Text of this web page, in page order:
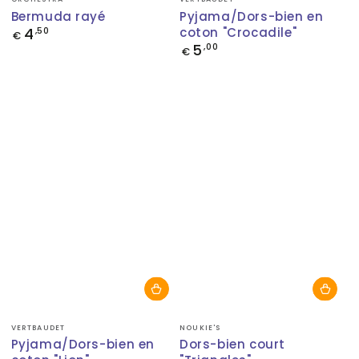
Bermuda rayé
Prix
€ 4 ,50
Pyjama/Dors-bien en
coton "Crocadile"
Prix
€ 5 ,00
Fournisseur:
VERTBAUDET
Pyjama/Dors-bien en
Fournisseur:
NOUKIE'S
Dors-bien court